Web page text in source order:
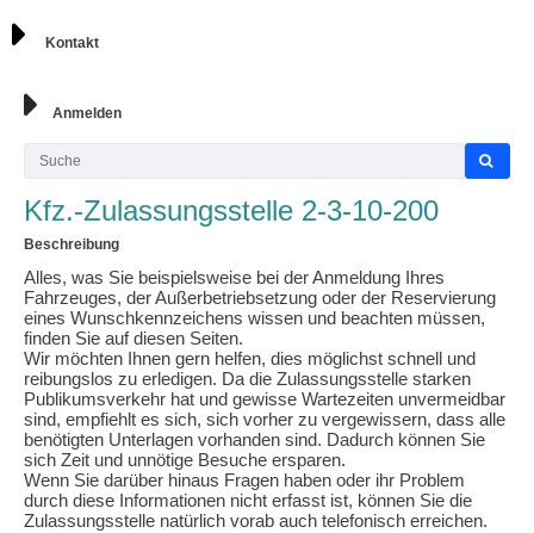
Kontakt
Anmelden
Kfz.-Zulassungsstelle 2-3-10-200
Beschreibung
Alles, was Sie beispielsweise bei der Anmeldung Ihres
Fahrzeuges, der Außerbetriebsetzung oder der Reservierung
eines Wunschkennzeichens wissen und beachten müssen,
finden Sie auf diesen Seiten.
Wir möchten Ihnen gern helfen, dies möglichst schnell und
reibungslos zu erledigen. Da die Zulassungsstelle starken
Publikumsverkehr hat und gewisse Wartezeiten unvermeidbar
sind, empfiehlt es sich, sich vorher zu vergewissern, dass alle
benötigten Unterlagen vorhanden sind. Dadurch können Sie
sich Zeit und unnötige Besuche ersparen.
Wenn Sie darüber hinaus Fragen haben oder ihr Problem
durch diese Informationen nicht erfasst ist, können Sie die
Zulassungsstelle natürlich vorab auch telefonisch erreichen.